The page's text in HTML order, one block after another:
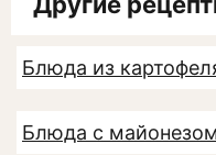
Блюда из
Блюда с